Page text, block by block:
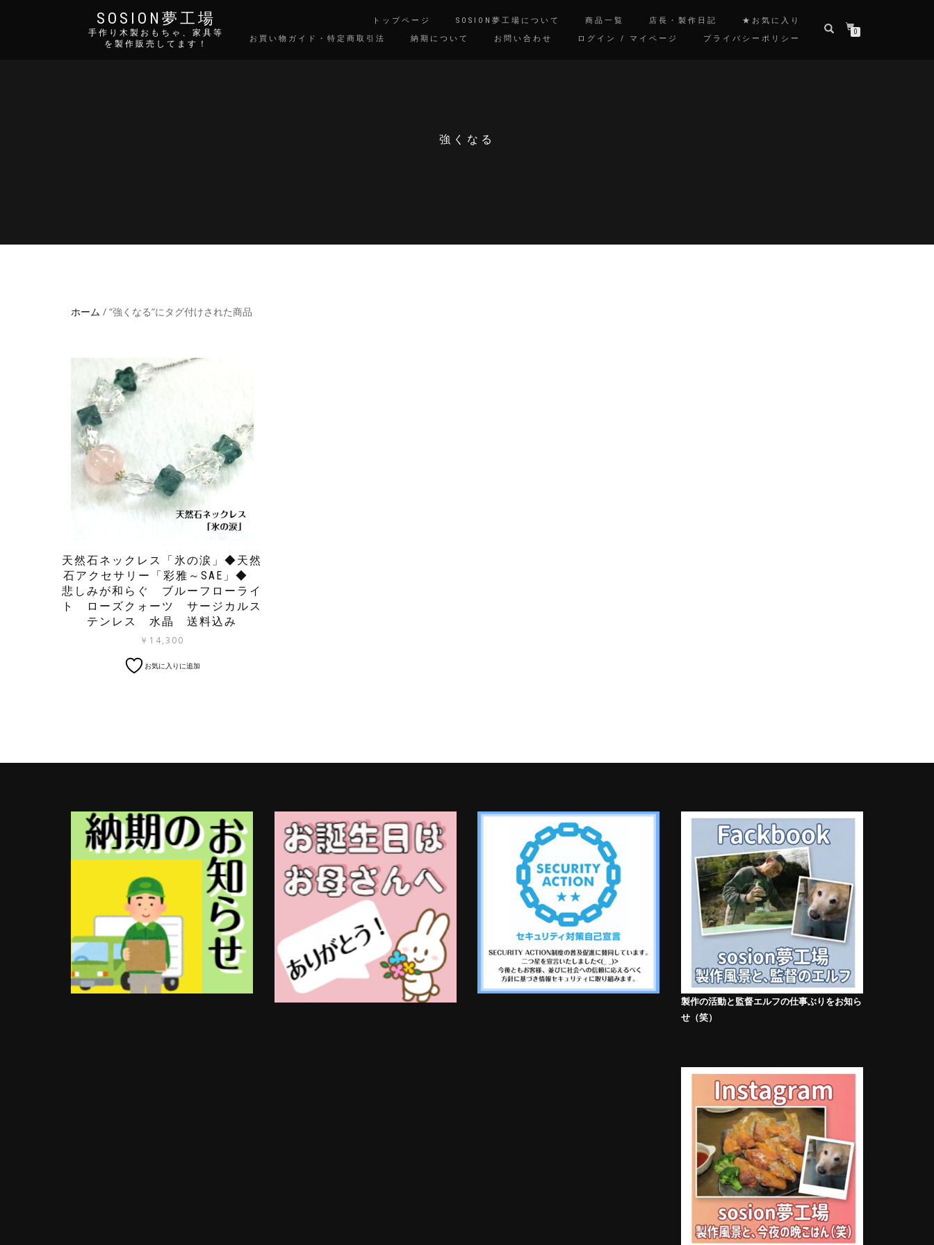
SOSION夢工場
手作り木製おもちゃ、家具等
を製作販売してます！
トップページ SOSION夢工場について 商品一覧 店長・製作日記
★お気に入り
お買い物ガイド・特定商取引法
納期について お問い合わせ ログイン / マイページ プライバシーポリシー
0
強くなる
ホーム / “強くなる”にタグ付けされた商品
天然石ネックレス「氷の涙」◆天然
石アクセサリー「彩雅～SAE」◆
悲しみが和らぐ ブルーフローライ
ト ローズクォーツ サージカルス
テンレス 水晶 送料込み
￥ 14,300
お気に入りに追加
製作の活動と監督エルフの仕事ぶりをお知ら
せ（笑）